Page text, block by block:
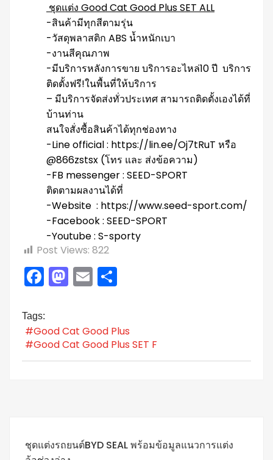
ชุดแต่ง Good Cat Good Plus SET ALL
-สินค้ามีทุกสีตามรุ่น
-วัสดุพลาสติก ABS น้ำหนักเบา
-งานสีคุณภาพ
-มีบริการหลังการขาย บริการอะไหล่10 ปี บริการ
ติดตั้งฟรี!ในพื้นที่ให้บริการ
– มีบริการจัดส่งทั่วประเทศ สามารถติดตั้งเองได้ที่
บ้านท่าน
สนใจสั่งซื้อสินค้าได้ทุกช่องทาง
-Line official : https://lin.ee/Oj7tRuT หรือ
@866zstsx (โทร และ ส่งข้อความ)
-FB messenger : SEED-SPORT
ติดตามผลงานได้ที่
-Website : https://www.seed-sport.com/
-Facebook : SEED-SPORT
-Youtube : S-sporty
Post Views: 822
Facebook
Mastodon
Email
Tags:
#Good Cat Good Plus
#Good Cat Good Plus SET F
ชุดแต่งรถยนต์BYD SEAL พร้อมข้อมูลแนวการแต่ง